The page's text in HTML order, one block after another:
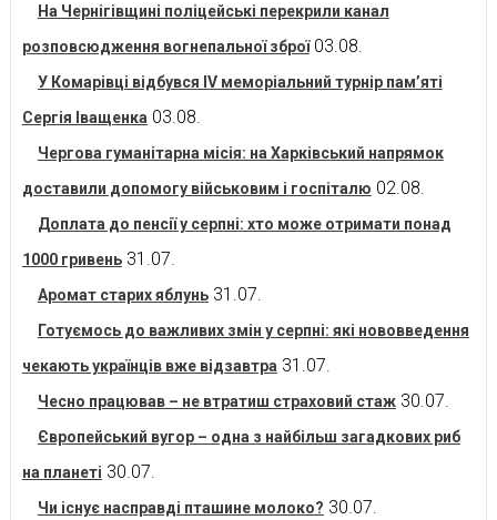
На Чернігівщині поліцейські перекрили канал
розповсюдження вогнепальної зброї 03.08.
У Комарівці відбувся IV меморіальний турнір пам’яті
Сергія Іващенка 03.08.
Чергова гуманітарна місія: на Харківський напрямок
доставили допомогу військовим і госпіталю 02.08.
Доплата до пенсії у серпні: хто може отримати понад
1000 гривень 31.07.
Аромат старих яблунь 31.07.
Готуємось до важливих змін у серпні: які нововведення
чекають українців вже відзавтра 31.07.
Чесно працював – не втратиш страховий стаж 30.07.
Європейський вугор – одна з найбільш загадкових риб
на планеті 30.07.
Чи існує насправді пташине молоко? 30.07.